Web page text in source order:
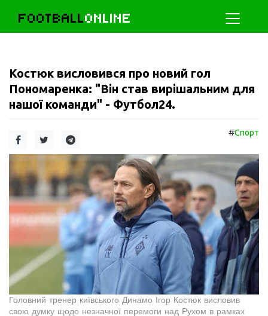
FOOTBALLONLINE
Костюк висловився про новий гол
Пономаренка: "Він став вирішальним для
нашої команди" - Футбол24.
#Спорт
Головний тренер київського Динамо Ігор Костюк висловив
свою думку щодо незначної перемоги над Рухом в рамках